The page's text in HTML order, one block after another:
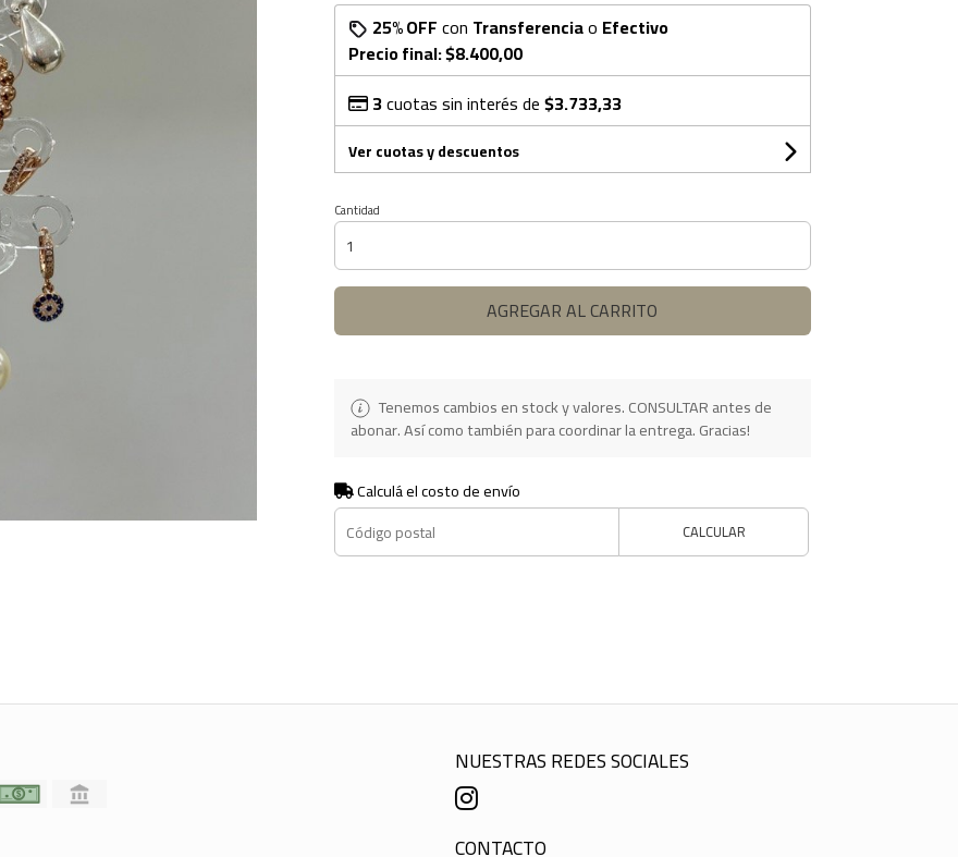
25% OFFcon Transferenciao Efectivo
Precio final:$8.400,00
3cuotas sin interés de$3.733,33
Ver cuotas y descuentos
Cantidad
AGREGAR AL CARRITO
Tenemos cambios en stock y valores. CONSULTAR antes de
abonar. Así como también para coordinar la entrega. Gracias!
Calculá el costo de envío
CALCULAR
NUESTRAS REDES SOCIALES
CONTACTO